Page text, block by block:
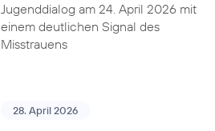
Jugenddialog am 24. April 2026 mit
einem deutlichen Signal des
Misstrauens
28. April 2026